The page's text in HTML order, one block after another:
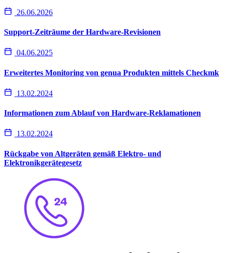
26.06.2026
Support-Zeiträume der Hardware-Revisionen
04.06.2025
Erweitertes Monitoring von genua Produkten mittels Checkmk
13.02.2024
Informationen zum Ablauf von Hardware-Reklamationen
13.02.2024
Rückgabe von Altgeräten gemäß Elektro- und
Elektronikgerätegesetz